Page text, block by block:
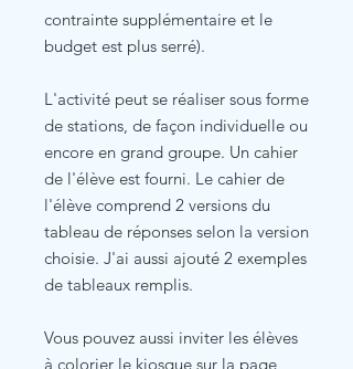
contrainte supplémentaire et le
budget est plus serré).
L'activité peut se réaliser sous forme
de stations, de façon individuelle ou
encore en grand groupe. Un cahier
de l'élève est fourni. Le cahier de
l'élève comprend 2 versions du
tableau de réponses selon la version
choisie. J'ai aussi ajouté 2 exemples
de tableaux remplis.
Vous pouvez aussi inviter les élèves
à colorier le kiosque sur la page